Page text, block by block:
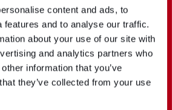
content and ads, to
features and to analyse our traffic.
about your use of our site with
and analytics partners who
information that you’ve
they’ve collected from your use